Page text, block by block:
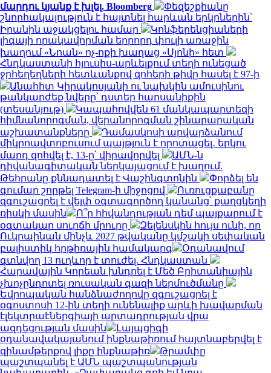
մարդու կյանք է խլել. Bloomberg
Փեզեշքիանը
շնորհակալություն է հայտնել հարևան երկրներին՝
Իրանին աջակցելու համար
Կոնֆերենցիաների
լիգայի որակավորման երրորդ փուլի առաջին
խաղում «Նոան» ոչ-ոքի խաղաց «Սյոնի» հետ
Հնդկաստանի հյուսիս-արևելքում տեղի ունեցած
ջրհեղեղների հետևանքով զոհերի թիվը հասել է 97-ի
Անահիտ Կիրակոսյանի ու նախկին ամուսինու
թանկարժեք նվերը՝ դստեր հարսանիքին
(տեսանյութ)
Կապահովվեն 61 մանկապարտեզի
հիմնանորոգման, վերանորոգման շինարարական
աշխատանքները
Դամասկոսի արվարձանում
միկրոավտոբուսում պայթյուն է որոտացել․ երկու
մարդ զոհվել է, 13-ը՝ վիրավորվել
ԱՄՆ-ն
դիվանագիտական ներկայացում է խաղում.
Թեհրանը քննադատել է Վաշինգտոնին
Փորձել են
գումար շորթել Telegram-ի միջոցով
Ուռուցքաբանը
զգուշացրել է վեյփ օգտագործող կանանց՝ քաղցկեղի
ռիսկի մասին
Ո՞ր հիվանդության դեմ պայքարում է
օգտակար սուրճի մրուրը
Զելենսկին հույս ունի, որ
Ուկրաինան մինչև 2027 թվականը կմշակի սեփական
բալիստիկ հրթիռային համակարգ
Օդանավում
գտնվող 13 ուղևոր է տուժել. Հնդկաստան
Հարավային Կորեան խնդրել է Մեծ Բրիտանիային
չխոչընդոտել ռուսական գազի ներմուծմանը
Եվրոպական հանձնաժողովը զգուշացրել է
օգոստոսի 12-ին տեղի ունենալիք արևի խավարման
էլեկտրաէներգիայի արտադրության վրա
ազդեցության մասին
Լայպցիգի
օդանավակայանում ինքնաթիռում հայտնաբերվել է
զինամթերքով լիքը ինքնաթիռ
Թրամփը
պաշտպանել է ԱՄՆ պաշտպանության